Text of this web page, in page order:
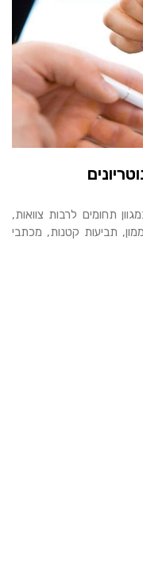
תחומים לרבות צוואות,
תביעות קטנות, מכתבי